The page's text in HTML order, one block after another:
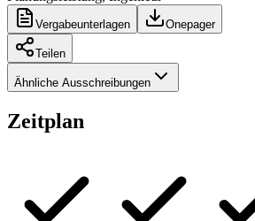
Vergabeunterlagen Onepager
Teilen
Ähnliche Ausschreibungen
Zeitplan